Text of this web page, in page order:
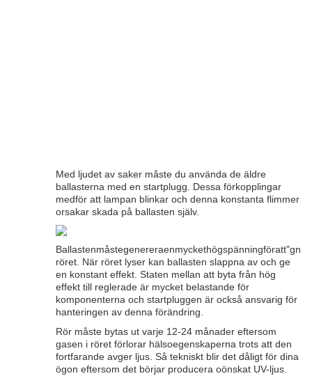
Med ljudet av saker måste du använda de äldre
ballasterna med en startplugg. Dessa förkopplingar
medför att lampan blinkar och denna konstanta flimmer
orsakar skada på ballasten själv.
röret. När röret lyser kan ballasten slappna av och ge
en konstant effekt. Staten mellan att byta från hög
effekt till reglerade är mycket belastande för
komponenterna och startpluggen är också ansvarig för
hanteringen av denna förändring.
Rör måste bytas ut varje 12-24 månader eftersom
gasen i röret förlorar hälsoegenskaperna trots att den
fortfarande avger ljus. Så tekniskt blir det dåligt för dina
ögon eftersom det börjar producera oönskat UV-ljus.